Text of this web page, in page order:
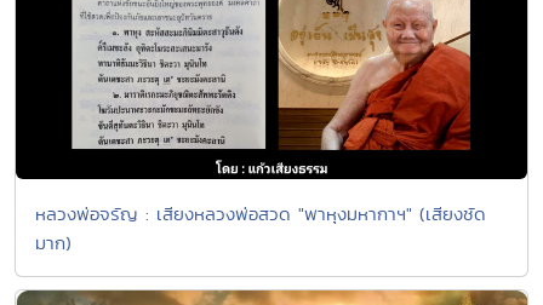
หลวงพ่อจรัญ : เสียงหลวงพ่อสวด "พาหุงมหากาฯ" (เสียงชัด
มาก)